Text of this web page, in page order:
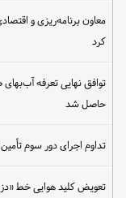
معاون برنامه‌ریزی و
کرد
توافق نهایی تعرفه
حاصل شد
تداوم اجرای دور سوم
تعویض کلید هوایی خط «دز